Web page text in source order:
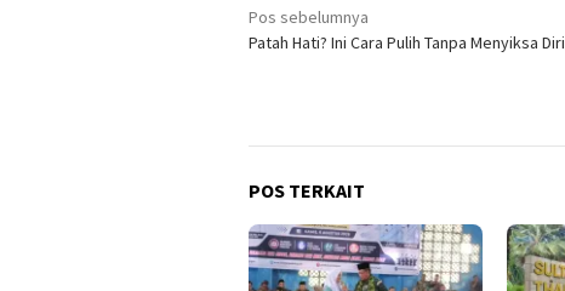
Navigasi
pos
Pos sebelumnya
Patah Hati? Ini Cara Pulih Tanpa Menyiksa Diri
POS TERKAIT